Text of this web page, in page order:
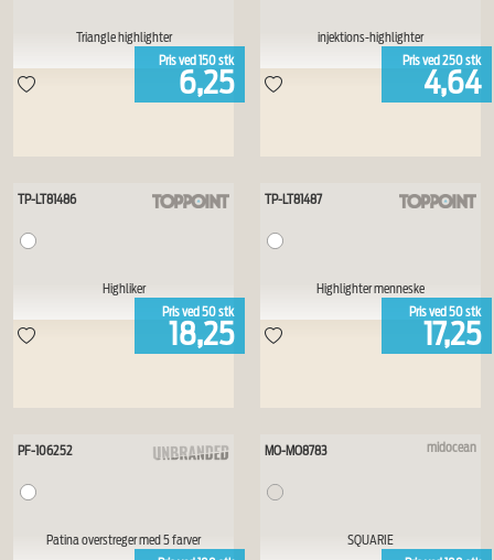
Triangle highlighter
Pris ved 150stk
6,25
injektions-highlighter
Pris ved 250stk
4,64
TP-LT81486
Highliker
Pris ved 50stk
18,25
TP-LT81487
Highlighter menneske
Pris ved 50stk
17,25
PF-106252
Patina overstreger med 5 farver
midocean
MO-MO8783
SQUARIE